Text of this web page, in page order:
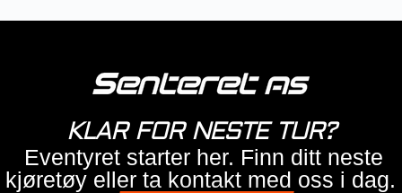
KLAR FOR NESTE TUR?
Eventyret starter her. Finn ditt neste
kjøretøy eller ta kontakt med oss i dag.